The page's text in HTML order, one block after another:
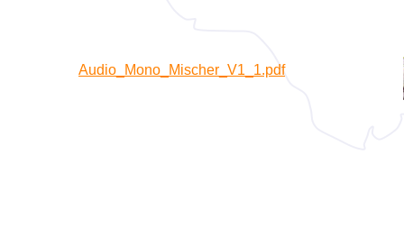
Audio_Mono_Mischer_V1_1.pdf